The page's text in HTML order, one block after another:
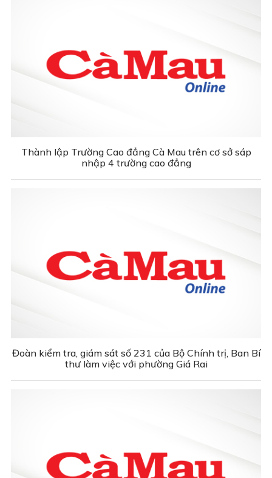
Thành lập Trường Cao đẳng Cà Mau trên cơ sở sáp
nhập 4 trường cao đẳng
Đoàn kiểm tra, giám sát số 231 của Bộ Chính trị, Ban Bí
thư làm việc với phường Giá Rai